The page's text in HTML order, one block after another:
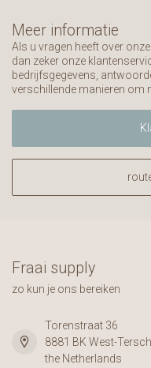
Meer informatie
Als u vragen heeft over
dan zeker onze
bedrijfsgegevens,
verschillende manieren om
Fraai supply
zo kun je ons bereiken
Torenstraat 36
8881 BK West-
the Netherlands